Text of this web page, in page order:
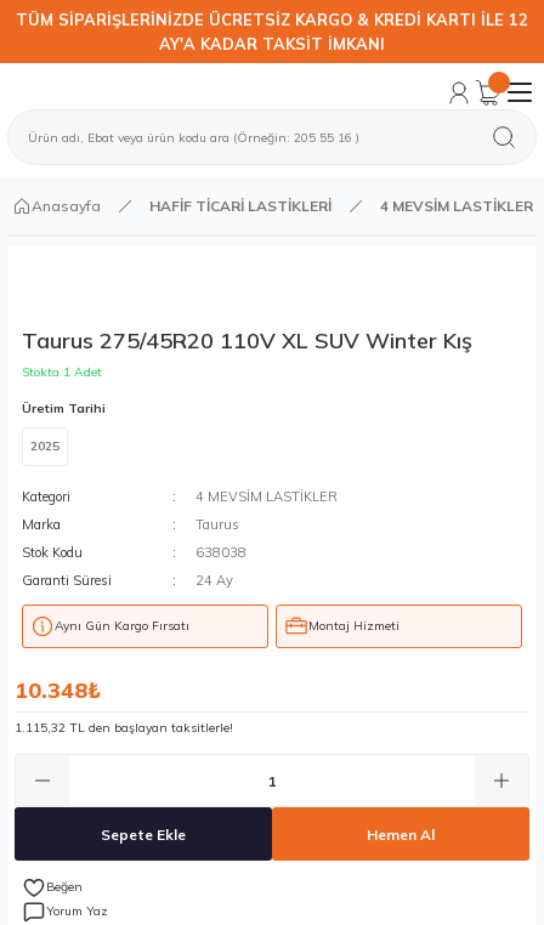
TÜM SİPARİŞLERİNİZDE ÜCRETSİZ KARGO & KREDİ KARTI İLE 12
AY'A KADAR TAKSİT İMKANI
Anasayfa HAFİF TİCARİ LASTİKLERİ 4 MEVSİM LASTİKLER
Taurus 275/45R20 110V XL SUV Winter Kış
Stokta 1 Adet
Üretim Tarihi
2025
Kategori
4 MEVSİM LASTİKLER
Marka
Taurus
Stok Kodu
638038
Garanti Süresi
24 Ay
Aynı Gün Kargo Fırsatı Montaj Hizmeti
10.348₺
1.115,32 TL den başlayan taksitlerle!
Sepete Ekle Hemen Al
Yorum Yaz